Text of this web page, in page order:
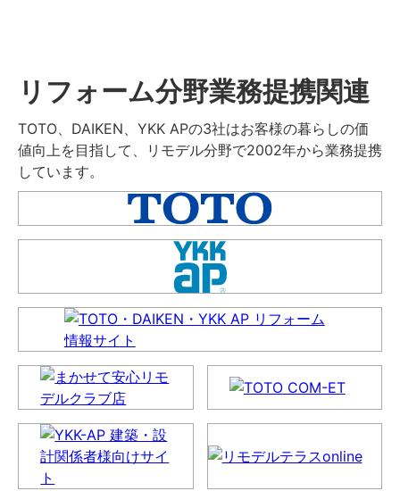
リフォーム分野業務提携関連
TOTO、DAIKEN、YKK APの3社はお客様の暮らしの価
値向上を目指して、リモデル分野で2002年から業務提携
しています。